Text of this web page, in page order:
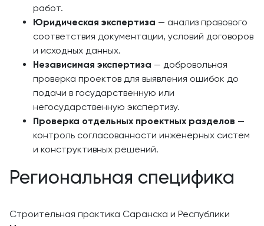
работ.
Юридическая экспертиза — анализ правового
соответствия документации, условий договоров
и исходных данных.
Независимая экспертиза — добровольная
проверка проектов для выявления ошибок до
подачи в государственную или
негосударственную экспертизу.
Проверка отдельных проектных разделов —
контроль согласованности инженерных систем
и конструктивных решений.
Региональная специфика
Строительная практика Саранска и Республики